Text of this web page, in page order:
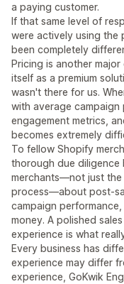
a paying customer.
If that same level of
were actively using the
been completely
Pricing is another
itself as a premium
wasn't there for us.
with average
engagement metrics,
becomes extremely
To fellow Shopify
thorough due diligence
merchants—not just the
process—about post-
campaign
money. A polished
experience is what
Every business has
experience may differ
experience, GoKwik